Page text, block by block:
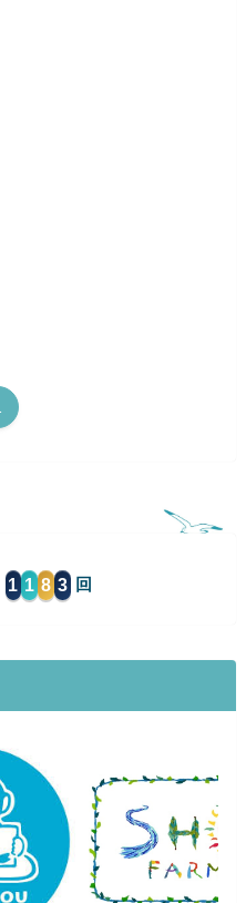
1 1 8 3